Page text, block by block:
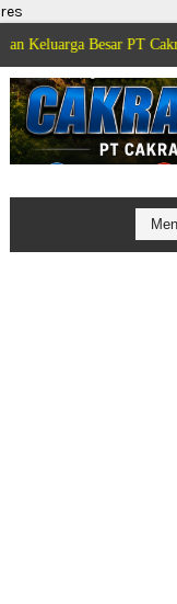
res
Besar PT Cakrawala